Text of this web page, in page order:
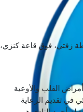
زفتي، فوق قاعة كنزي،
القلب والأوعية
في تقديم الرعاية